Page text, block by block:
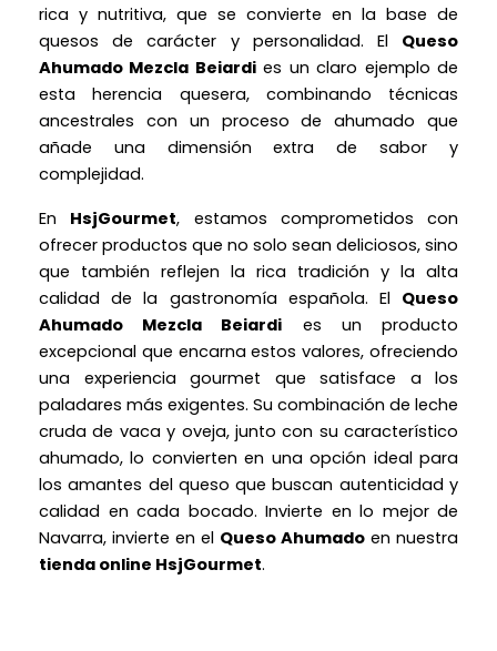
rica y nutritiva, que se convierte en la base de
quesos de carácter y personalidad. El Queso
Ahumado Mezcla Beiardies un claro ejemplo de
esta herencia quesera, combinando técnicas
ancestrales con un proceso de ahumado que
añade una dimensión extra de sabor y
complejidad.
En HsjGourmet, estamos comprometidos con
ofrecer productos que no solo sean deliciosos, sino
que también reflejen la rica tradición y la alta
calidad de la gastronomía española. El Queso
Ahumado Mezcla Beiardi es un producto
excepcional que encarna estos valores, ofreciendo
una experiencia gourmet que satisface a los
paladares más exigentes. Su combinación de leche
cruda de vaca y oveja, junto con su característico
ahumado, lo convierten en una opción ideal para
los amantes del queso que buscan autenticidad y
calidad en cada bocado. Invierte en lo mejor de
Navarra, invierte en el Queso Ahumado en nuestra
tienda online HsjGourmet.